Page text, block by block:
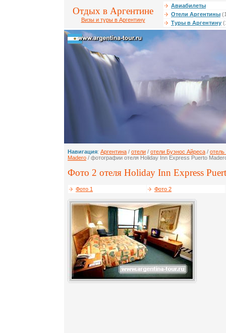
Отдых в Аргентине
Визы и туры в Аргентину
Авиабилеты
Отели Аргентины
Туры в Аргентину
Навигация: Аргентина / отели / отели Буэнос Айреса /
Madero / фотографии отеля Holiday Inn Express Puerto
Фото 2 отеля Holiday Inn Express
Фото 1 Фото 2